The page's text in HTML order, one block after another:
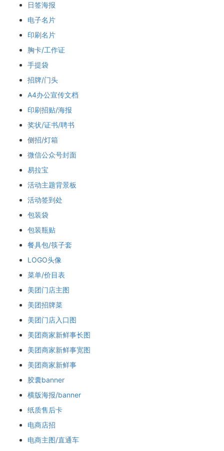
日签海报
电子名片
印刷名片
胸卡/工作证
手提袋
招牌/门头
A4办公宣传文档
印刷招贴/海报
奖状/证书/聘书
侧招/灯箱
微信公众号封面
易拉宝
活动主题背景板
活动签到处
包装袋
包装瓶贴
餐具包/筷子套
LOGO头像
菜单/价目表
美团门店主图
美团招牌菜
美团门店入口图
美团商家新鲜事长图
美团商家新鲜事宽图
美团商家新鲜事
胶囊banner
横版海报/banner
纸质售后卡
电商店招
电商主图/直通车